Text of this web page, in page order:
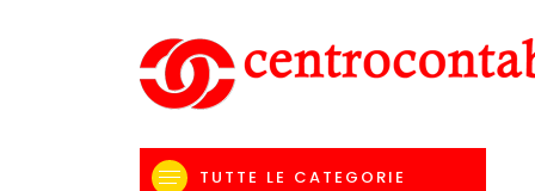
TUTTE LE CATEGORIE